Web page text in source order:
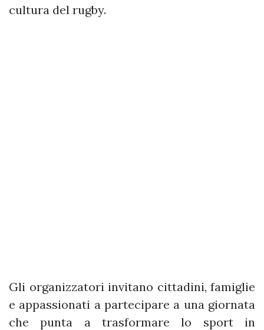
cultura del rugby.
Gli organizzatori invitano cittadini, famiglie
e appassionati a partecipare a una giornata
che punta a trasformare lo sport in